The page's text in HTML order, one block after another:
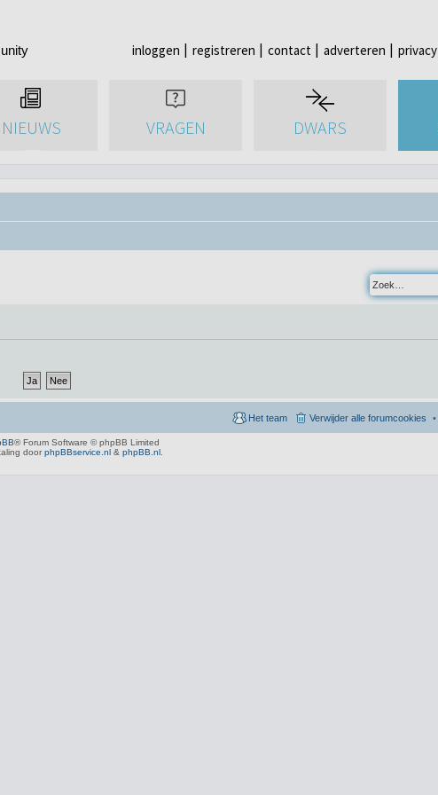
inloggen registreren contact adverteren privacy
NIEUWS VRAGEN DWARS
Verwijder alle forumcookies
Het team
® Forum Software © phpBB Limited
door phpBBservice.nl & phpBB.nl